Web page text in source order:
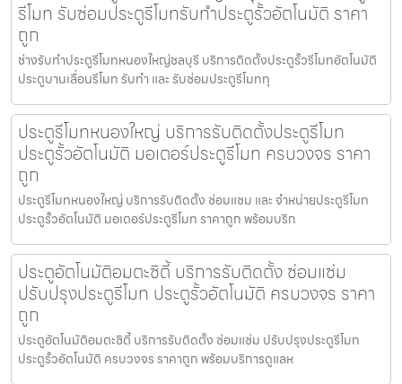
รีโมท รับซ่อมประตูรีโมทรับทำประตูรั้วอัตโนมัติ ราคา
ถูก
ช่างรับทำประตูรีโมทหนองใหญ่ชลบุรี บริการติดตั้งประตูรั้วรีโมทอัตโนมัติ
ประตูบานเลื่อนรีโมท รับทำ และ รับซ่อมประตูรีโมททุ
ประตูรีโมทหนองใหญ่ บริการรับติดตั้งประตูรีโมท
ประตูรั้วอัตโนมัติ มอเตอร์ประตูรีโมท ครบวงจร ราคา
ถูก
ประตูรีโมทหนองใหญ่ บริการรับติดตั้ง ซ่อมแซม และ จำหน่ายประตูรีโมท
ประตูรั้วอัตโนมัติ มอเตอร์ประตูรีโมท ราคาถูก พร้อมบริก
ประตูอัตโนมัติอมตะซิตี้ บริการรับติดตั้ง ซ่อมแซ่ม
ปรับปรุงประตูรีโมท ประตูรั้วอัตโนมัติ ครบวงจร ราคา
ถูก
ประตูอัตโนมัติอมตะซิตี้ บริการรับติดตั้ง ซ่อมแซ่ม ปรับปรุงประตูรีโมท
ประตูรั้วอัตโนมัติ ครบวงจร ราคาถูก พร้อมบริการดูแลห